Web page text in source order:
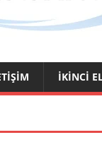
İKINCI